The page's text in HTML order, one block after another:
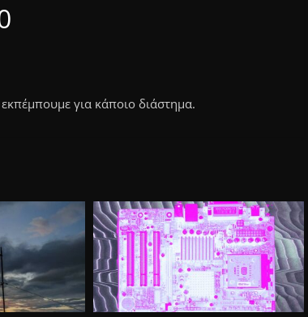
για κάποιο διάστημα.